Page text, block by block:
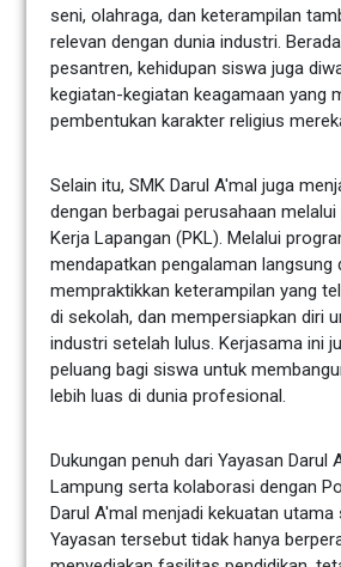
seni, olahraga, dan keterampilan
relevan dengan dunia industri.
pesantren, kehidupan siswa juga
kegiatan-kegiatan keagamaan yang
pembentukan karakter religius
Selain itu, SMK Darul A'mal juga
dengan berbagai perusahaan
Kerja Lapangan (PKL). Melalui
mendapatkan pengalaman langsung
mempraktikkan keterampilan yang
di sekolah, dan mempersiapkan diri
industri setelah lulus. Kerjasama ini
peluang bagi siswa untuk
lebih luas di dunia profesional.
Dukungan penuh dari Yayasan Darul
Lampung serta kolaborasi dengan
Darul A'mal menjadi kekuatan utama
Yayasan tersebut tidak hanya